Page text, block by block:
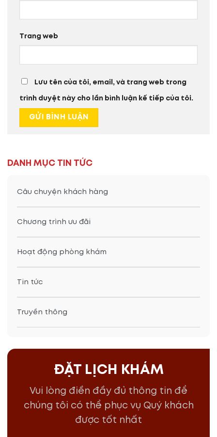
DANH MỤC TIN TỨC
Câu chuyện khách hàng
Chương trình ưu đãi
Hoạt động phòng khám
Tin tức
Truyền thông
ĐẶT LỊCH KHÁM
Vui lòng điền đầy đủ thông tin để
chúng tôi có thể phục vụ Quý khách
được tốt nhất
Trang web
Lưu tên của tôi, email, và trang web trong
trình duyệt này cho lần bình luận kế tiếp của tôi.